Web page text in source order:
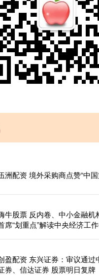
洲配资 境外采购商点赞“中
牛股票 反内卷、中小金融机
席“划重点”解读中央经济工
盈配资 东兴证券：审议通过
券、信达证券 股票明日复牌